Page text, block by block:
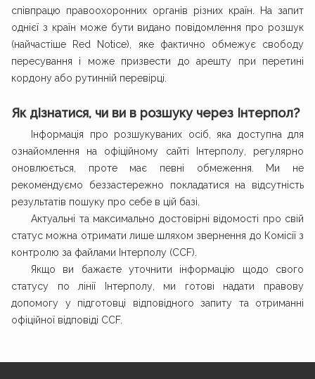
співпрацю правоохоронних органів різних країн. На запит
однієї з країн може бути видано повідомлення про розшук
(найчастіше Red Notice), яке фактично обмежує свободу
пересування і може призвести до арешту при перетині
кордону або рутинній перевірці.
Як дізнатися, чи ви в розшуку через Інтерпол?
Інформація про розшукуваних осіб, яка доступна для
ознайомлення на офіційному сайті Інтерполу, регулярно
оновлюється, проте має певні обмеження. Ми не
рекомендуємо беззастережно покладатися на відсутність
результатів пошуку про себе в цій базі.
Актуальні та максимально достовірні відомості про свій
статус можна отримати лише шляхом звернення до Комісії з
контролю за файлами Інтерполу (CCF).
Якщо ви бажаєте уточнити інформацію щодо свого
статусу по лінії Інтерполу, ми готові надати правову
допомогу у підготовці відповідного запиту та отриманні
офіційної відповіді CCF.